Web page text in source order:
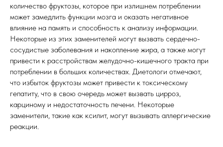
количество фруктозы, которое при излишнем потреблении
может замедлить функции мозга и оказать негативное
влияние на память и способность к анализу информации.
Некоторые из этих заменителей могут вызвать сердечно-
сосудистые заболевания и накопление жира, а также могут
привести к расстройствам желудочно-кишечного тракта при
потреблении в больших количествах. Диетологи отмечают,
что избыток фруктозы может привести к токсическому
гепатиту, что в свою очередь может вызвать цирроз,
карциному и недостаточность печени. Некоторые
заменители, такие как ксилит, могут вызывать аллергические
реакции.